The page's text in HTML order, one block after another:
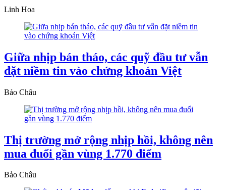
Linh Hoa
Giữa nhịp bán tháo, các quỹ đầu tư vẫn
đặt niềm tin vào chứng khoán Việt
Bảo Châu
Thị trường mở rộng nhịp hồi, không nên
mua đuổi gần vùng 1.770 điểm
Bảo Châu